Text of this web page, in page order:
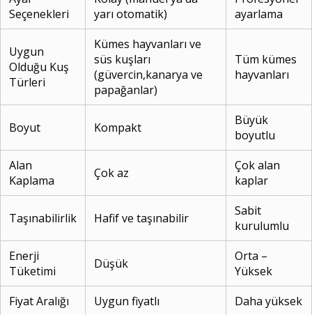
Seçenekleri
yarı otomatik)
ayarlama
Uygun
Olduğu Kuş
Türleri
Kümes hayvanları ve
süs kuşları
(güvercin,kanarya ve
papağanlar)
Tüm kümes
hayvanları
Boyut Kompakt
Büyük
boyutlu
Alan
Kaplama
Çok az
Çok alan
kaplar
Taşınabilirlik Hafif ve taşınabilir
Sabit
kurulumlu
Enerji
Tüketimi
Düşük
Orta –
Yüksek
Fiyat Aralığı
Uygun fiyatlı Daha yüksek